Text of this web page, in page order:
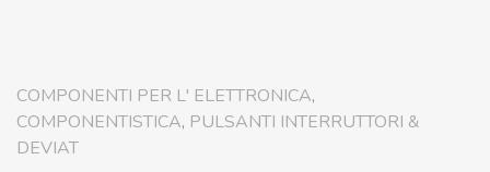
COMPONENTI PER L' ELETTRONICA,
COMPONENTISTICA, PULSANTI INTERRUTTORI &
DEVIAT